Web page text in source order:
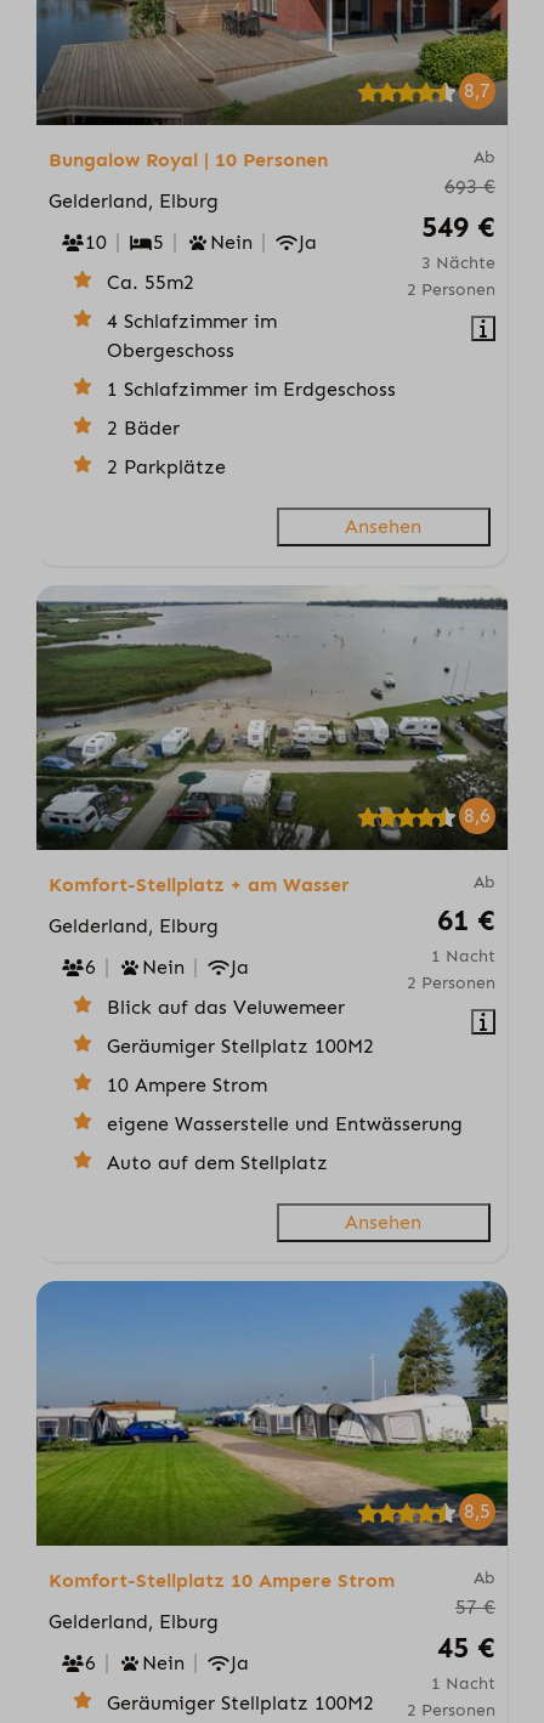
8,7
Ab
693 €
549 €
3 Nächte
2 Personen
Bungalow Royal | 10 Personen
Gelderland, Elburg
10
5 Nein
Ja
Ca. 55m2
4 Schlafzimmer im
Obergeschoss
1 Schlafzimmer im Erdgeschoss
2 Bäder
2 Parkplätze
Ansehen
8,6
Ab
61 €
1 Nacht
2 Personen
Komfort-Stellplatz + am Wasser
Gelderland, Elburg
6
Nein
Ja
Blick auf das Veluwemeer
Geräumiger Stellplatz 100M2
10 Ampere Strom
eigene Wasserstelle und Entwässerung
Auto auf dem Stellplatz
Ansehen
8,5
Ab
57 €
45 €
1 Nacht
2 Personen
Komfort-Stellplatz 10 Ampere Strom
Gelderland, Elburg
6
Nein
Ja
Geräumiger Stellplatz 100M2